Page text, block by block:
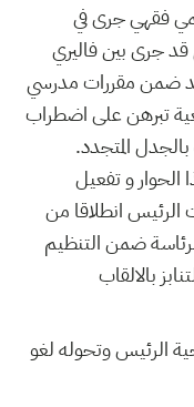
فقهي جرى في
جرى بين فاليري
ضمن مقررات مدرسي
تبرهن على اضطراب
المتجدد.
الحوار و تفعيل
الرئيس انطلاقا من
ضمن التنظيم
بالالقاب
الرئيس وتحوله لغو